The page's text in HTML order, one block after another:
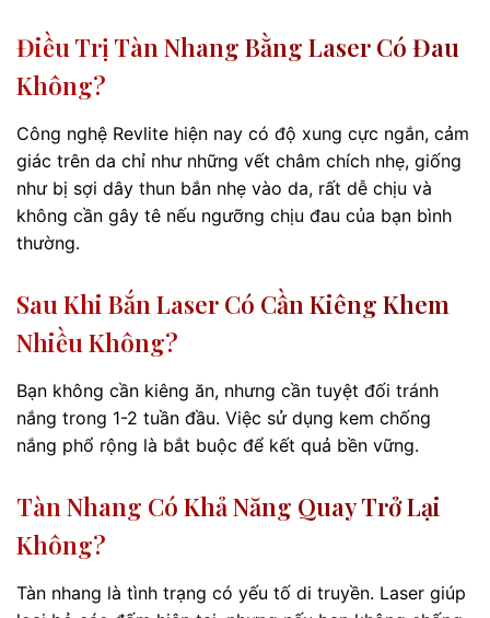
Điều Trị Tàn Nhang Bằng Laser Có Đau
Không?
Công nghệ Revlite hiện nay có độ xung cực ngắn, cảm
giác trên da chỉ như những vết châm chích nhẹ, giống
như bị sợi dây thun bắn nhẹ vào da, rất dễ chịu và
không cần gây tê nếu ngưỡng chịu đau của bạn bình
thường.
Sau Khi Bắn Laser Có Cần Kiêng Khem
Nhiều Không?
Bạn không cần kiêng ăn, nhưng cần tuyệt đối tránh
nắng trong 1-2 tuần đầu. Việc sử dụng kem chống
nắng phổ rộng là bắt buộc để kết quả bền vững.
Tàn Nhang Có Khả Năng Quay Trở Lại
Không?
Tàn nhang là tình trạng có yếu tố di truyền. Laser giúp